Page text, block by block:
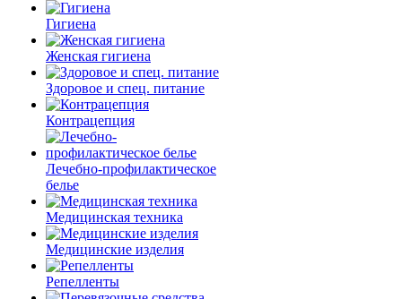
Гигиена
Женская гигиена
Здоровое и спец. питание
Контрацепция
Лечебно-профилактическое
белье
Медицинская техника
Медицинские изделия
Репелленты